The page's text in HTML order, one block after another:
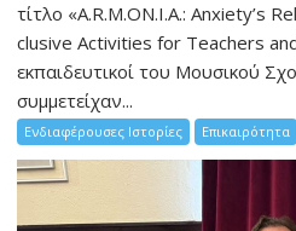
τίτλο «A.R.M.ON.I.A.: Anxiety’s
clusive Activities for Teachers
εκπαιδευτικοί του Μουσικού
συμμετείχαν...
Ενδιαφέρουσες Ιστορίες Επικαιρότητα